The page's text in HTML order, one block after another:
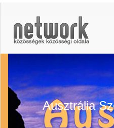
Ausztrália